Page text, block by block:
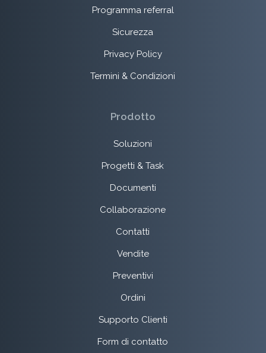
Programma referral
Sicurezza
Privacy Policy
Termini & Condizioni
Prodotto
Soluzioni
Progetti & Task
Documenti
Collaborazione
Contatti
Vendite
Preventivi
Ordini
Supporto Clienti
Form di contatto